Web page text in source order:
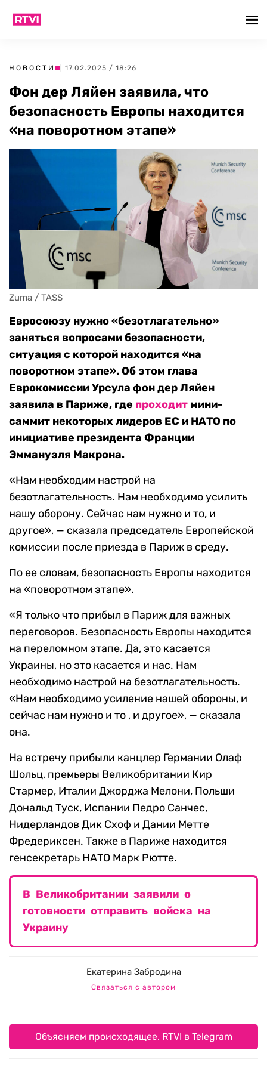
НОВОСТИ | 17.02.2025 / 18:26
Фон дер Ляйен заявила, что
безопасность Европы находится
«на поворотном этапе»
Zuma / TASS
Евросоюзу нужно «безотлагательно»
заняться вопросами безопасности,
ситуация с которой находится «на
поворотном этапе». Об этом глава
Еврокомиссии Урсула фон дер Ляйен
заявила в Париже, где проходит мини-
саммит некоторых лидеров ЕС и НАТО по
инициативе президента Франции
Эммануэля Макрона.
«Нам необходим настрой на
безотлагательность. Нам необходимо усилить
нашу оборону. Сейчас нам нужно и то, и
другое», — сказала председатель Европейской
комиссии после приезда в Париж в среду.
По ее словам, безопасность Европы находится
на «поворотном этапе».
«Я только что прибыл в Париж для важных
переговоров. Безопасность Европы находится
на переломном этапе. Да, это касается
Украины, но это касается и нас. Нам
необходимо настрой на безотлагательность.
«Нам необходимо усиление нашей обороны, и
сейчас нам нужно и то , и другое», — сказала
она.
На встречу прибыли канцлер Германии Олаф
Шольц, премьеры Великобритании Кир
Стармер, Италии Джорджа Мелони, Польши
Дональд Туск, Испании Педро Санчес,
Нидерландов Дик Схоф и Дании Метте
Фредериксен. Также в Париже находится
генсекретарь НАТО Марк Рютте.
В Великобритании заявили о
готовности отправить войска на
Украину
Екатерина Забродина
Связаться с автором
Объясняем происходящее. RTVI в Telegram